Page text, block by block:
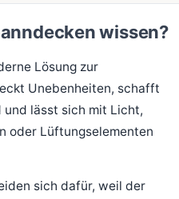
wissen?
Lösung zur
Unebenheiten, schafft
und lässt sich mit Licht,
oder Lüftungselementen
sich dafür, weil der